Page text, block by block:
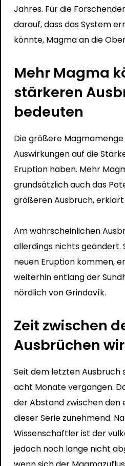
Jahres. Für die
darauf, dass das System
könnte, Magma an die
Mehr Magma
stärkeren
bedeuten
Die größere
Auswirkungen auf die
Eruption haben. Mehr
grundsätzlich auch das
größeren Ausbruch,
Am wahrscheinlichen
allerdings nichts geändert.
neuen Eruption kommen,
weiterhin entlang der
nördlich von Grindavík.
Zeit zwischen
Ausbrüchen
Seit dem letzten Ausbruch
acht Monate vergangen.
der Abstand zwischen den
dieser Serie zunehmend.
Wissenschaftler ist der
jedoch noch lange nicht